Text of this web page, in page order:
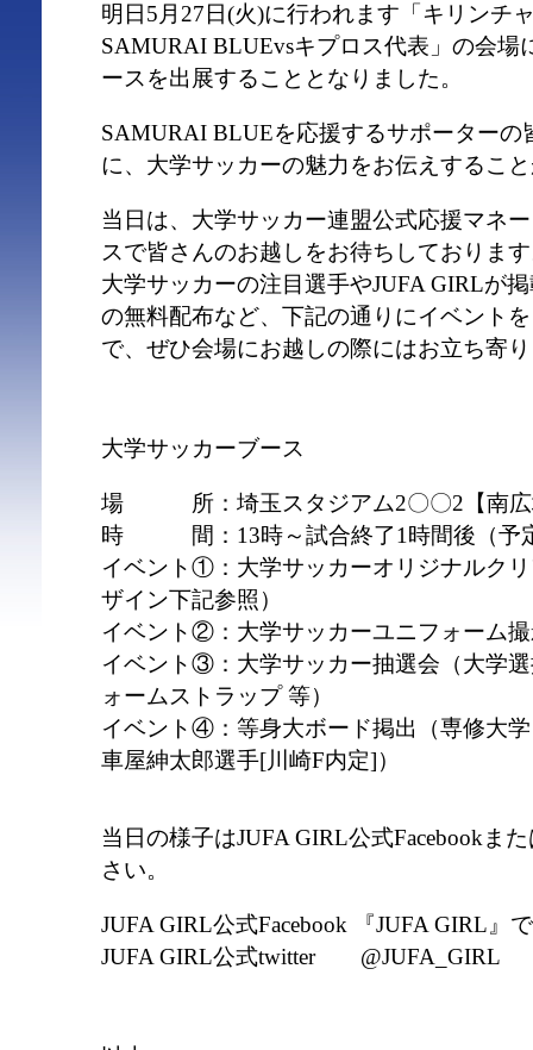
明日5月27日(火)に行われます「キリンチ
SAMURAI BLUEvsキプロス代表」の会場
ースを出展することとなりました。
SAMURAI BLUEを応援するサポーターの
に、大学サッカーの魅力をお伝えするこ
当日は、大学サッカー連盟公式応援マネ
スで皆さんのお越しをお待ちしておりま
大学サッカーの注目選手やJUFA GIRLが
の無料配布など、下記の通りにイベント
で、ぜひ会場にお越しの際にはお立ち寄
大学サッカーブース
場 所：埼玉スタジアム2〇〇2【南広
時 間：13時～試合終了1時間後（予
イベント①：大学サッカーオリジナルク
ザイン下記参照）
イベント②：大学サッカーユニフォーム
イベント③：大学サッカー抽選会（大学
ォームストラップ 等）
イベント④：等身大ボード掲出（専修大
車屋紳太郎選手[川崎F内定]）
当日の様子はJUFA GIRL公式Facebookま
さい。
JUFA GIRL公式Facebook 『JUFA GIRL』
JUFA GIRL公式twitter @JUFA_GIRL